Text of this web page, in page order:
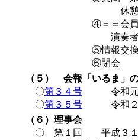
休憩
④＝＝会員の声＝
演奏者 高野明夫
⑤情報交換＆意
⑥閉会
（５） 会報「いるま」
〇第３４号 令和元
〇第３５号 令和２
（６）理事会
〇 第１回 平成３１